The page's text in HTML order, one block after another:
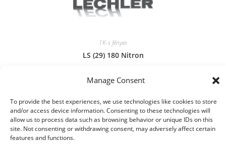
Manage Consent
To provide the best experiences, we use technologies like cookies to store
and/or access device information. Consenting to these technologies will
allow us to process data such as browsing behavior or unique IDs on this
site. Not consenting or withdrawing consent, may adversely affect certain
features and functions.
1K-s fényes
LS (29) 180 Nitron
Tovább olvasom